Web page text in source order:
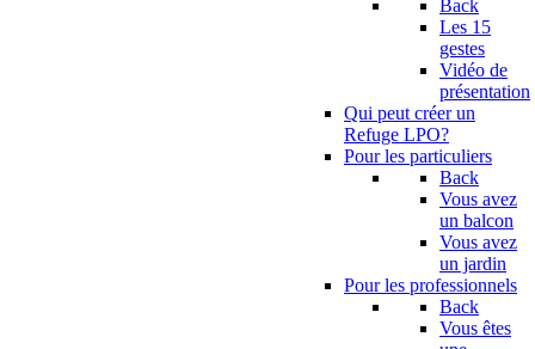
Back
Les 15
gestes
Vidéo de
présentation
Qui peut créer un
Refuge LPO?
Pour les particuliers
Back
Vous avez
un balcon
Vous avez
un jardin
Pour les professionnels
Back
Vous êtes